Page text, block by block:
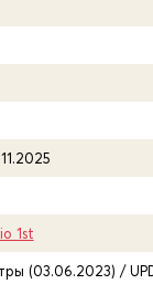
1st
(03.06.2023) /